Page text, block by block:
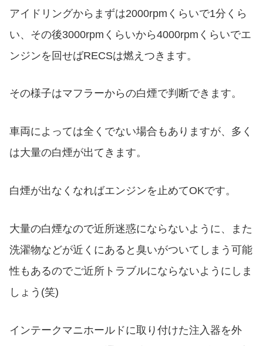
アイドリングからまずは2000rpmくらいで1分くら
い、その後3000rpmくらいから4000rpmくらいでエ
ンジンを回せばRECSは燃えつきます。
その様子はマフラーからの白煙で判断できます。
車両によっては全くでない場合もありますが、多く
は大量の白煙が出てきます。
白煙が出なくなればエンジンを止めてOKです。
大量の白煙なので近所迷惑にならないように、また
洗濯物などが近くにあると臭いがついてしまう可能
性もあるのでご近所トラブルにならないようにしま
しょう(笑)
インテークマニホールドに取り付けた注入器を外